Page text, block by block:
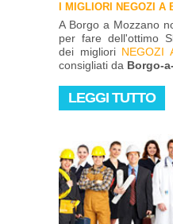
I MIGLIORI NEGOZI A
A Borgo a Mozzano
per fare dell'ottimo
dei migliori NEGOZI
consigliati da Borgo-
LEGGI TUTTO